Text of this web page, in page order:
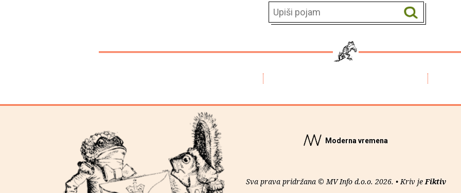
Moderna vremena
Sva prava pridržana © MV Info d.o.o. 2026. • Kriv je Fiktiv